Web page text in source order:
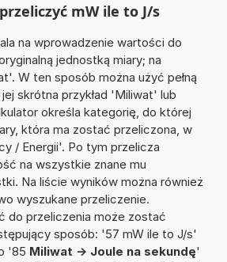
mW ile to J/s
na wprowadzenie wartości do
jednostką miary; na
W ten sposób można użyć pełną
skrótna przykład 'Miliwat' lub
określa kategorię, do której
która ma zostać przeliczona, w
/ Energii'. Po tym przelicza
na wszystkie znane mu
Na liście wyników można również
wyszukane przeliczenie.
do przeliczenia może zostać
sposób: '57 mW ile to J/s'
'85 Miliwat -> Joule na sekundę'